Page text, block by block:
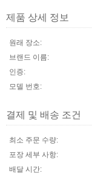
제품 상세 정보
원래 장소:
브랜드 이름:
인증:
모델 번호:
결제 및 배송 조건
최소 주문 수량:
포장 세부 사항:
배달 시간: